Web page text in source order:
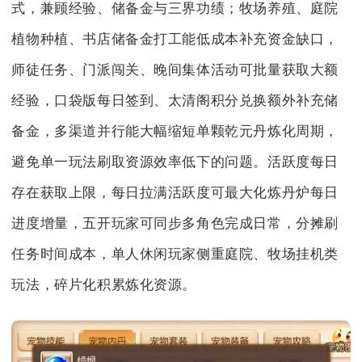
式，兼顾经验、储备金与三界功绩；牧场养殖、庭院
植物种植、书店储备金打工能低成本补充资金缺口，
师徒任务、门派闯关、晚间集体活动可批量获取大额
经验，口袋版每日签到、太清阁积分兑换额外补充储
备金，多渠道并行能大幅缩短单颗乾元丹炼化周期，
避免单一玩法刷取资源效率低下的问题。活跃度每日
存在获取上限，每日拉满活跃度可最大化炼丹炉每日
进度增量，五开玩家可同步多角色完成日常，分摊刷
任务时间成本，单人休闲玩家侧重庭院、牧场挂机类
玩法，碎片化积累炼化资源。